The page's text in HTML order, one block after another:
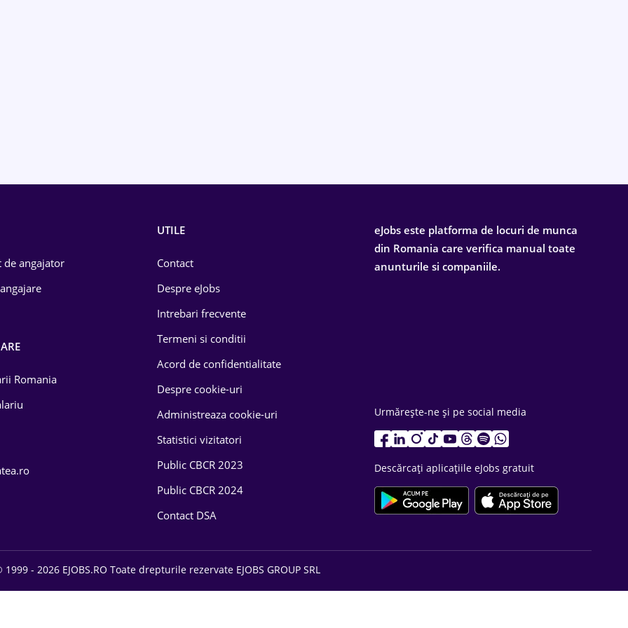
de angajator
Romania
UTILE
Contact
Despre eJobs
Intrebari frecvente
Termeni si conditii
Acord de confidentialitate
Despre cookie-uri
Administreaza cookie-uri
Statistici vizitatori
Public CBCR 2023
Public CBCR 2024
Contact DSA
eJobs este platforma de locuri de munca
din Romania care verifica manual toate
anunturile si companiile.
Urmărește-ne și pe social media
Descărcați aplicațiile eJobs gratuit
1999 - 2026 EJOBS.RO Toate drepturile rezervate EJOBS GROUP SRL